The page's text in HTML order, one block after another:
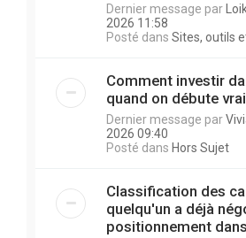
Dernier message par
2026 11:58
Posté dans Sites, outils
Comment investir
quand on débute
Dernier message par
2026 09:40
Posté dans Hors Sujet
Classification des
quelqu'un a déjà
positionnement